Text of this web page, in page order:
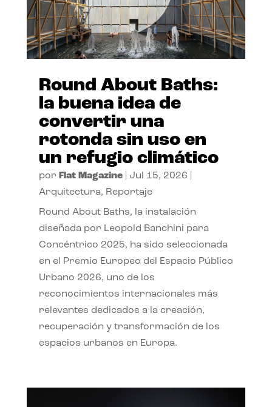
Round About Baths:
la buena idea de
convertir una
rotonda sin uso en
un refugio climático
por Flat Magazine| Jul 15, 2026
Arquitectura, Reportaje
Round About Baths, la instalación
diseñada por Leopold Banchini para
Concéntrico 2025, ha sido seleccionada
en el Premio Europeo del Espacio Público
Urbano 2026, uno de los
reconocimientos internacionales más
relevantes dedicados a la creación,
recuperación y transformación de los
espacios urbanos en Europa.